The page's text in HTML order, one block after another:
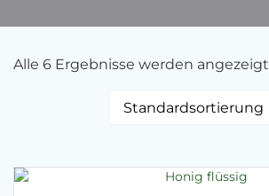
Alle 6 Ergebnisse werden angezeigt